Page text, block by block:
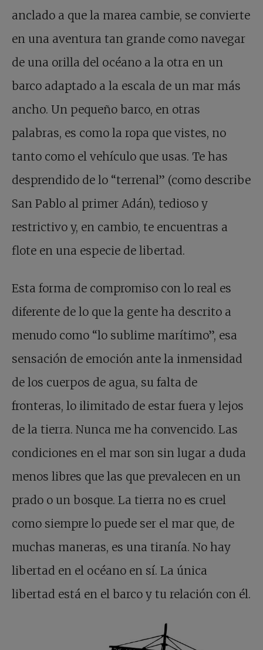
anclado a que la marea cambie, se convierte
en una aventura tan grande como navegar
de una orilla del océano a la otra en un
barco adaptado a la escala de un mar más
ancho. Un pequeño barco, en otras
palabras, es como la ropa que vistes, no
tanto como el vehículo que usas. Te has
desprendido de lo “terrenal” (como describe
San Pablo al primer Adán), tedioso y
restrictivo y, en cambio, te encuentras a
flote en una especie de libertad.
Esta forma de compromiso con lo real es
diferente de lo que la gente ha descrito a
menudo como “lo sublime marítimo”, esa
sensación de emoción ante la inmensidad
de los cuerpos de agua, su falta de
fronteras, lo ilimitado de estar fuera y lejos
de la tierra. Nunca me ha convencido. Las
condiciones en el mar son sin lugar a duda
menos libres que las que prevalecen en un
prado o un bosque. La tierra no es cruel
como siempre lo puede ser el mar que, de
muchas maneras, es una tiranía. No hay
libertad en el océano en sí. La única
libertad está en el barco y tu relación con él.